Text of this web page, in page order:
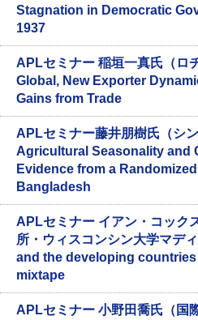
Stagnation in Democratic
1937
APLセミナー 稲垣一真氏（ロ
Global, New Exporter
Gains from Trade
APLセミナー藤井朋樹氏（シ
Agricultural Seasonality and
Evidence from a
Bangladesh
APLセミナー イアン・コック
所・ウィスコンシン大学マデ
and the developing
mixtape
APLセミナー 小野田喬氏（国